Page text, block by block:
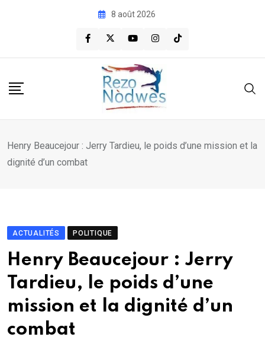
8 août 2026
Henry Beaucejour : Jerry Tardieu, le poids d’une mission et la
dignité d’un combat
ACTUALITÉS POLITIQUE
Henry Beaucejour : Jerry
Tardieu, le poids d’une
mission et la dignité d’un
combat